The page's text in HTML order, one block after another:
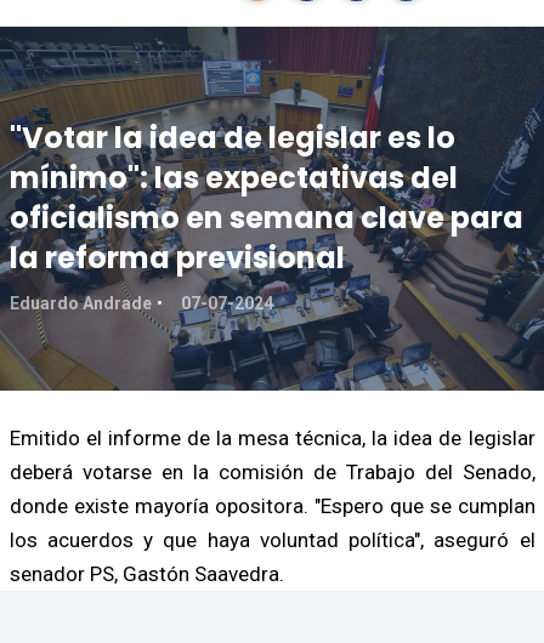
"Votar la idea de legislar es lo
mínimo": las expectativas del
oficialismo en semana clave para
la reforma previsional
Eduardo Andrade 07-07-2024
Emitido el informe de la mesa técnica, la idea de legislar
deberá votarse en la comisión de Trabajo del Senado,
donde existe mayoría opositora. "Espero que se cumplan
los acuerdos y que haya voluntad política", aseguró el
senador PS, Gastón Saavedra.